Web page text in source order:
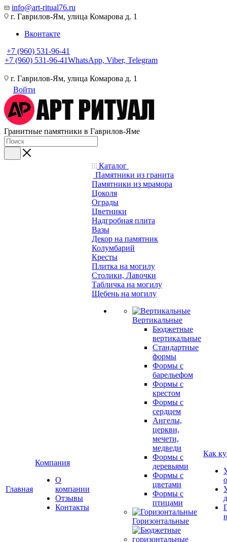
info@art-ritual76.ru
г. Гаврилов-Ям, улица Комарова д. 1
Вконтакте
+7 (960) 531-96-41
+7 (960) 531-96-41WhatsApp, Viber, Telegram
г. Гаврилов-Ям, улица Комарова д. 1
Войти
Гранитные памятники в Гаврилов-Яме
Главная
Компания
О
компании
Отзывы
Контакты
Каталог
Памятники из гранита
Памятники из мрамора
Цоколя
Ограды
Цветники
Надгробная плита
Вазы
Декор на памятник
Колумбарий
Кресты
Плитка на могилу
Столики, Лавочки
Табличка на могилу
Щебень на могилу
Вертикальные
Бюджетные
вертикальные
Стандартные
формы
Формы с
барельефом
Формы с
крестом
Формы с
сердцем
Ангелы,
церкви,
мечети,
медведи
Формы с
деревьями
Формы с
цветами
Формы с
птицами
Горизонтальные
Как